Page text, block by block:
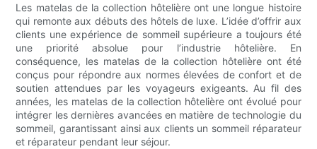
Les matelas de la collection hôtelière ont une longue histoire
qui remonte aux débuts des hôtels de luxe. L’idée d’offrir aux
clients une expérience de sommeil supérieure a toujours été
une priorité absolue pour l’industrie hôtelière. En
conséquence, les matelas de la collection hôtelière ont été
conçus pour répondre aux normes élevées de confort et de
soutien attendues par les voyageurs exigeants. Au fil des
années, les matelas de la collection hôtelière ont évolué pour
intégrer les dernières avancées en matière de technologie du
sommeil, garantissant ainsi aux clients un sommeil réparateur
et réparateur pendant leur séjour.